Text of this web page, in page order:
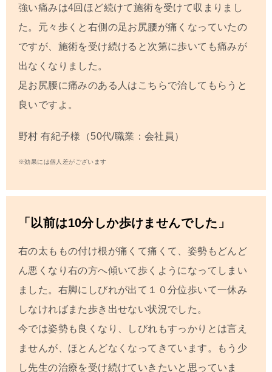
強い痛みは4回ほど続けて施術を受けて収まりまし
た。元々歩くと右側の足お尻腰が痛くなっていたの
ですが、施術を受け続けると次第に歩いても痛みが
出なくなりました。
足お尻腰に痛みのある人はこちらで治してもらうと
良いですよ。
野村 有紀子様（50代/職業：会社員）
※効果には個人差がございます
「以前は10分しか歩けませんでした」
右の太ももの付け根が痛くて痛くて、姿勢もどんど
ん悪くなり右の方へ傾いて歩くようになってしまい
ました。右脚にしびれが出て１０分位歩いて一休み
しなければまた歩き出せない状況でした。
今では姿勢も良くなり、しびれもすっかりとは言え
ませんが、ほとんどなくなってきています。もう少
し先生の治療を受け続けていきたいと思っていま